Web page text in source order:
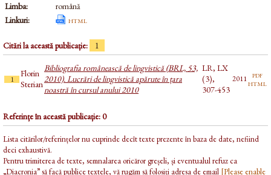
Limba:
română
Linkuri:
html
Citări la această publicație: 1
1
Florin
Sterian
Bibliografia românească de lingvistică (BRL, 53,
2010). Lucrări de lingvistică apărute în țara
noastră în cursul anului 2010
LR, LX
(3),
307-453
2011 pdf
html
Referințe în această publicație: 0
Lista citărilor/referințelor nu cuprinde decît texte prezente în baza de date, nefiind
deci exhaustivă.
Pentru trimiterea de texte, semnalarea oricăror greșeli, și eventualul refuz ca
„Diacronia” să facă publice textele, vă rugăm să folosiți adresa de email [Please enable